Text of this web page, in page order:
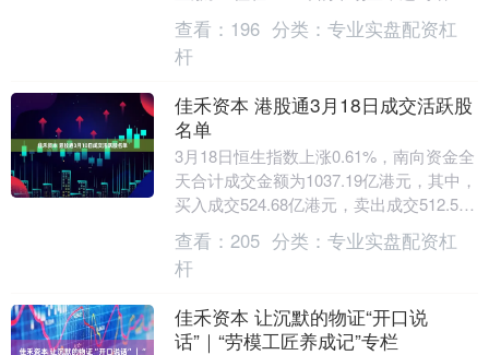
加个后缀——在全球动荡、美元波动的时
代，黄金....
查看： 196 分类： 专业实盘配资杠
杆
佳禾资本 港股通3月18日成交活跃股
名单
3月18日恒生指数上涨0.61%，南向资金全
天合计成交金额为1037.19亿港元，其中，
买入成交524.68亿港元，卖出成交512.51
亿港元，合计净买入金额1....
查看： 205 分类： 专业实盘配资杠
杆
佳禾资本 让沉默的物证“开口说
话”｜“劳模工匠养成记”专栏